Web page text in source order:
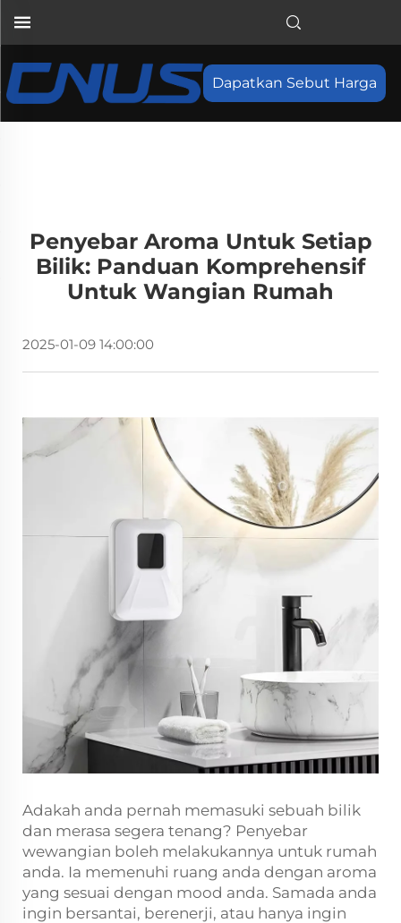
Dapatkan Sebut Harga
Penyebar Aroma Untuk Setiap
Bilik: Panduan Komprehensif
Untuk Wangian Rumah
2025-01-09 14:00:00
Adakah anda pernah memasuki sebuah bilik
dan merasa segera tenang? Penyebar
wewangian boleh melakukannya untuk rumah
anda. Ia memenuhi ruang anda dengan aroma
yang sesuai dengan mood anda. Samada anda
ingin bersantai, berenerji, atau hanya ingin